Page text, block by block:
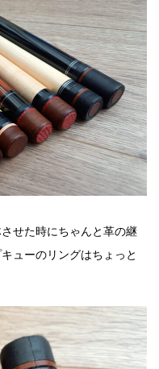
せた時にちゃんと革の継
ューのリングはちょっと